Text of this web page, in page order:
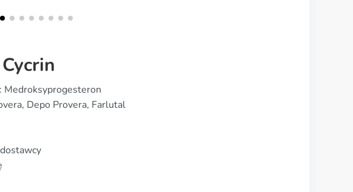
Medroksyprogesteron
Depo Provera, Farlutal